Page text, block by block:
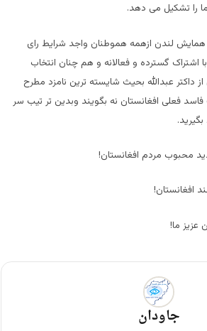
را تشکیل می دهد.
همایش لندن ازهمه هموطنان واجد شرایط رای
اشتراک گسترده و فعالانه و هم چنان انتخاب
داکتر عبدالله بحیث شایسته ترین نامزد مطرح
فعلی افغانستان نه بگویند وبدین تر تیب سر
محبوب مردم افغانستان!
افغانستان!
عزیز ما!
جاودان